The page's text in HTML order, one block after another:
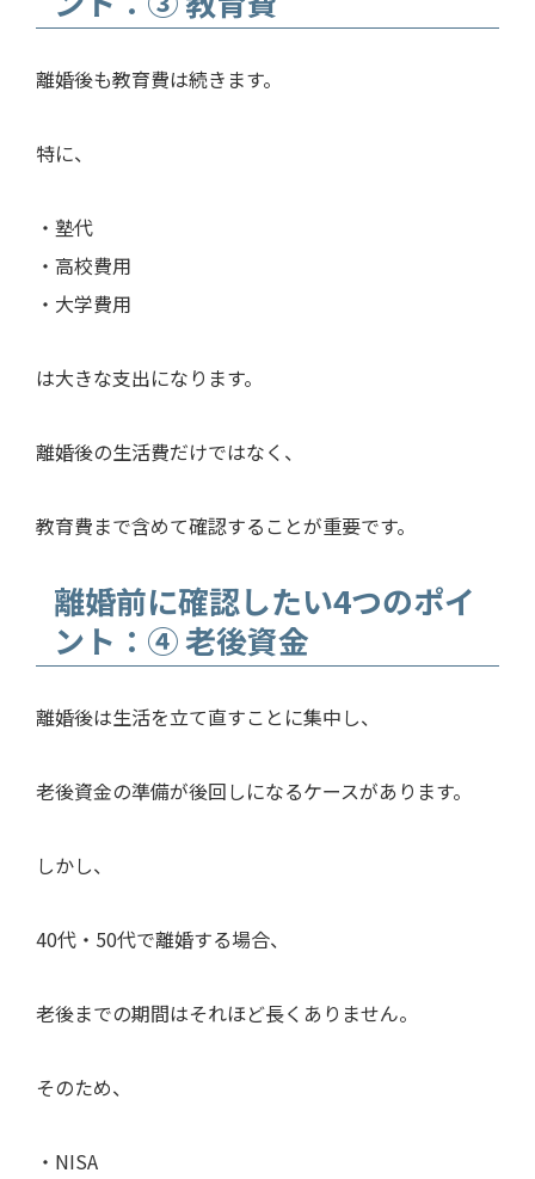
離婚後も教育費は続きます。
特に、
・塾代
・高校費用
・大学費用
は大きな支出になります。
離婚後の生活費だけではなく、
教育費まで含めて確認することが重要です。
離婚前に確認したい4つのポイ
ント：④ 老後資金
離婚後は生活を立て直すことに集中し、
老後資金の準備が後回しになるケースがあります。
しかし、
40代・50代で離婚する場合、
老後までの期間はそれほど長くありません。
そのため、
・NISA